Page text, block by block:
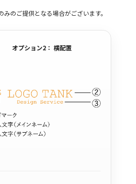
のご提供となる場合がございます。
オプション2： 横配置